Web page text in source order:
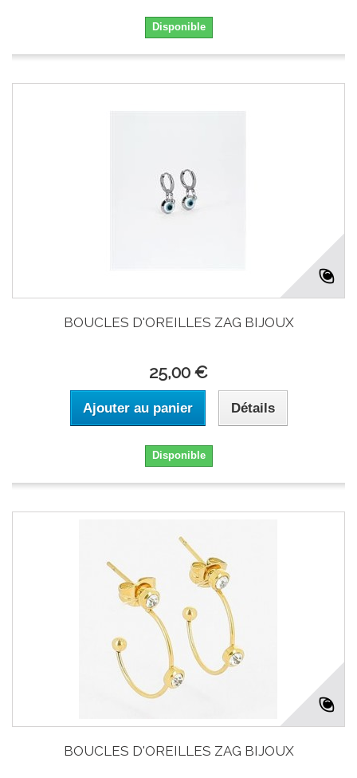
Disponible
BOUCLES D'OREILLES ZAG BIJOUX
25,00 €
Ajouter au panier Détails
Disponible
BOUCLES D'OREILLES ZAG BIJOUX